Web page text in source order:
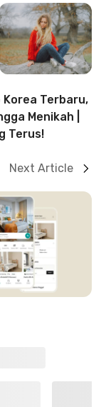
Korea Terbaru,
Menikah |
Terus!
Next Article